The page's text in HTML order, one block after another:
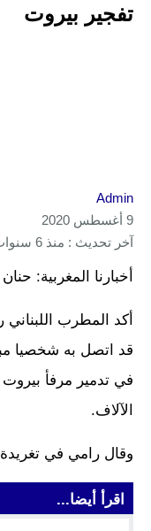
تفجير بيروت
Admin
9 أغسطس 2020
آخر تحديث : منذ 6 سنوات
أخبارنا المغربية:
أكد المطرب
قد اتصل به شخصيا
الآلاف.
وقال رامي في
اقرأ أيضا...